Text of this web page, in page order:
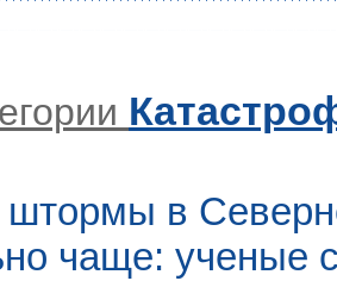
в
чаще: ученые